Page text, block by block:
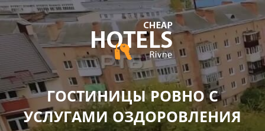
ГОСТИНИЦЫ РОВНО С
УСЛУГАМИ ОЗДОРОВЛЕНИЯ